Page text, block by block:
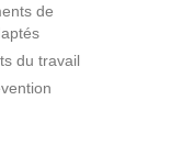
de
du travail